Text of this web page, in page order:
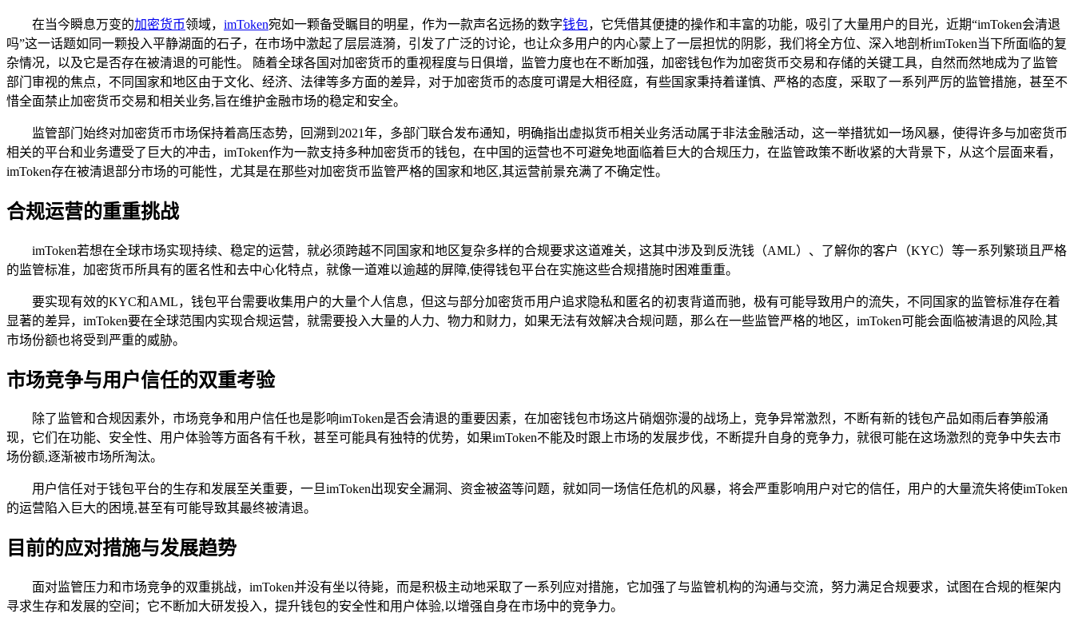
在当今瞬息万变的加密货币领域， imToken宛如一颗备受瞩目的明星，作为一款声名远扬的数字钱包，它凭借其便捷的操作和丰富的功能，吸引了大量用户的目光，近期“imToken会清退
吗”这一话题如同一颗投入平静湖面的石子，在市场中激起了层层涟漪，引发了广泛的讨论，也让众多用户的内心蒙上了一层担忧的阴影，我们将全方位、深入地剖析imToken当下所面临的复
杂情况，以及它是否存在被清退的可能性。 随着全球各国对加密货币的重视程度与日俱增，监管力度也在不断加强，加密钱包作为加密货币交易和存储的关键工具，自然而然地成为了监管
部门审视的焦点，不同国家和地区由于文化、经济、法律等多方面的差异，对于加密货币的态度可谓是大相径庭，有些国家秉持着谨慎、严格的态度，采取了一系列严厉的监管措施，甚至不
惜全面禁止加密货币交易和相关业务,旨在维护金融市场的稳定和安全。
监管部门始终对加密货币市场保持着高压态势，回溯到2021年，多部门联合发布通知，明确指出虚拟货币相关业务活动属于非法金融活动，这一举措犹如一场风暴，使得许多与加密货币
相关的平台和业务遭受了巨大的冲击，imToken作为一款支持多种加密货币的钱包，在中国的运营也不可避免地面临着巨大的合规压力，在监管政策不断收紧的大背景下，从这个层面来看，
imToken存在被清退部分市场的可能性，尤其是在那些对加密货币监管严格的国家和地区,其运营前景充满了不确定性。
合规运营的重重挑战
imToken若想在全球市场实现持续、稳定的运营，就必须跨越不同国家和地区复杂多样的合规要求这道难关，这其中涉及到反洗钱（AML）、了解你的客户（KYC）等一系列繁琐且严格
的监管标准，加密货币所具有的匿名性和去中心化特点，就像一道难以逾越的屏障,使得钱包平台在实施这些合规措施时困难重重。
要实现有效的KYC和AML，钱包平台需要收集用户的大量个人信息，但这与部分加密货币用户追求隐私和匿名的初衷背道而驰，极有可能导致用户的流失，不同国家的监管标准存在着
显著的差异，imToken要在全球范围内实现合规运营，就需要投入大量的人力、物力和财力，如果无法有效解决合规问题，那么在一些监管严格的地区，imToken可能会面临被清退的风险,其
市场份额也将受到严重的威胁。
市场竞争与用户信任的双重考验
除了监管和合规因素外，市场竞争和用户信任也是影响imToken是否会清退的重要因素，在加密钱包市场这片硝烟弥漫的战场上，竞争异常激烈，不断有新的钱包产品如雨后春笋般涌
现，它们在功能、安全性、用户体验等方面各有千秋，甚至可能具有独特的优势，如果imToken不能及时跟上市场的发展步伐，不断提升自身的竞争力，就很可能在这场激烈的竞争中失去市
场份额,逐渐被市场所淘汰。
用户信任对于钱包平台的生存和发展至关重要，一旦imToken出现安全漏洞、资金被盗等问题，就如同一场信任危机的风暴，将会严重影响用户对它的信任，用户的大量流失将使imToken
的运营陷入巨大的困境,甚至有可能导致其最终被清退。
目前的应对措施与发展趋势
面对监管压力和市场竞争的双重挑战，imToken并没有坐以待毙，而是积极主动地采取了一系列应对措施，它加强了与监管机构的沟通与交流，努力满足合规要求，试图在合规的框架内
寻求生存和发展的空间；它不断加大研发投入，提升钱包的安全性和用户体验,以增强自身在市场中的竞争力。